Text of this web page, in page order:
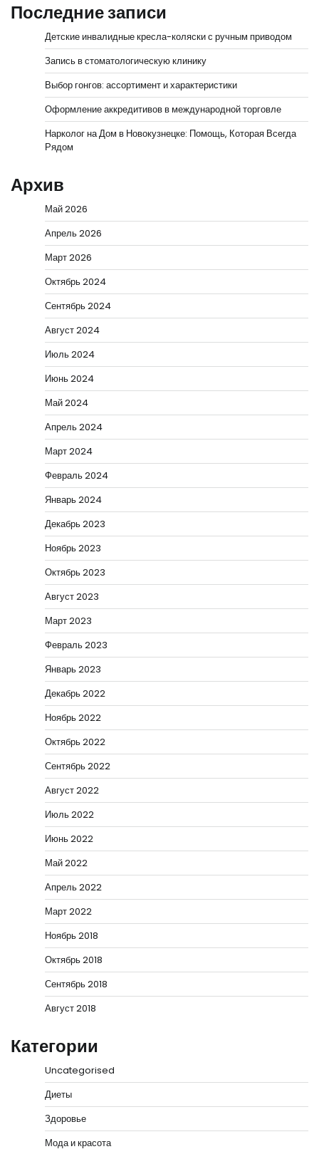
Последние записи
Детские инвалидные кресла-коляски с ручным приводом
Запись в стоматологическую клинику
Выбор гонгов: ассортимент и характеристики
Оформление аккредитивов в международной торговле
Нарколог на Дом в Новокузнецке: Помощь, Которая Всегда
Рядом
Архив
Май 2026
Апрель 2026
Март 2026
Октябрь 2024
Сентябрь 2024
Август 2024
Июль 2024
Июнь 2024
Май 2024
Апрель 2024
Март 2024
Февраль 2024
Январь 2024
Декабрь 2023
Ноябрь 2023
Октябрь 2023
Август 2023
Март 2023
Февраль 2023
Январь 2023
Декабрь 2022
Ноябрь 2022
Октябрь 2022
Сентябрь 2022
Август 2022
Июль 2022
Июнь 2022
Май 2022
Апрель 2022
Март 2022
Ноябрь 2018
Октябрь 2018
Сентябрь 2018
Август 2018
Категории
Uncategorised
Диеты
Здоровье
Мода и красота